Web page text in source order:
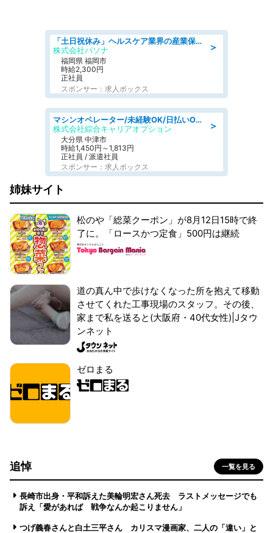
＞
「土日祝休み」ヘルスケア業界の産業保健師/高時給/未経験OK/要資格:保健師、正看護師
株式会社パソナ
福岡県 福岡市
時給2,300円
正社員
スポンサー：求人ボックス
＞
マシンオペレーター/未経験OK/日払いOK/寮費無料/交替制/20・30・40代活躍中
株式会社綜合キャリアオプション
大分県 中津市
時給1,450円～1,813円
正社員 / 派遣社員
スポンサー：求人ボックス
姉妹サイト
松のや「総菜クーポン」が8月12日15時で終
了に。「ロースかつ定食」500円は継続
道の真ん中で歩けなくなった所を抱えて移動
させてくれた工事現場のスタッフ。その後、
家まで私を送ると(大阪府・40代女性)|Jタウ
ンネット
ゼロまる
追悼 一覧を見る
長崎市出身・平和訴えた美輪明宏さん死去 ラストメッセージでも
訴え「愛があれば 戦争なんか起こりません」
つげ義春さんと白土三平さん カリスマ漫画家、二人の「違い」と